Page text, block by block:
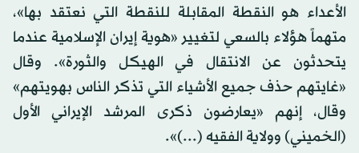
الأعداء هو النقطة المقابلة للنقطة التي نعتقد بها»،
متهماً هؤلاء بالسعي لتغيير «هوية إيران الإسلامية عندما
يتحدثون عن الانتقال في الهيكل والثورة». وقال
«غايتهم حذف جميع الأشياء التي تذكر الناس بهويتهم»
وقال، إنهم «يعارضون ذكرى المرشد الإيراني الأول
(الخميني) وولاية الفقيه (...)».